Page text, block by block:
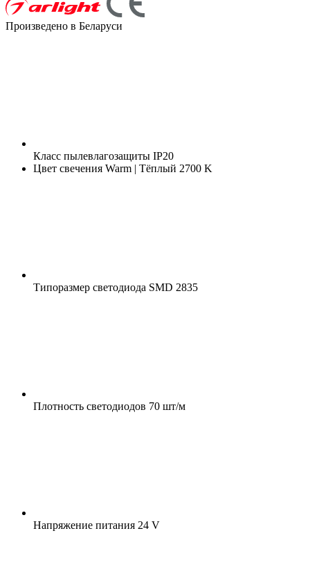
Произведено в Беларуси
Класс пылевлагозащиты IP20
Цвет свечения Warm | Тёплый 2700 K
Типоразмер светодиода SMD 2835
Плотность светодиодов 70 шт/м
Напряжение питания 24 V